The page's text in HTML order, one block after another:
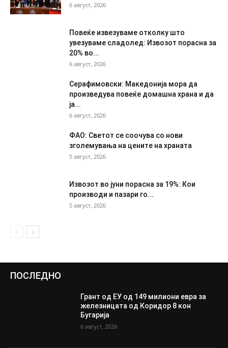
6 август, 2026
Повеќе извезуваме отколку што
увезуваме сладолед: Извозот порасна за
20% во...
6 август, 2026
Серафимовски: Македонија мора да
произведува повеќе домашна храна и да
ја...
6 август, 2026
ФАО: Светот се соочува со нови
зголемувања на цените на храната
5 август, 2026
Извозот во јуни порасна за 19%: Кои
производи и пазари го...
5 август, 2026
ПОСЛЕДНО
Грант од ЕУ од 149 милиони евра за
железницата од Коридор 8 кон
Бугарија
6 август, 2026